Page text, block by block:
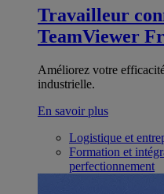
Travailleur
TeamViewer
Améliorez votre
industrielle.
En savoir plus
Logistique et
Formation et
perfectionnement